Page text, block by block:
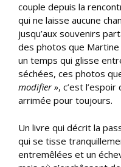
couple depuis la
qui ne laisse aucune
jusqu’aux souvenirs
des photos que
un temps qui glisse
séchées, ces photos
modifier », c’est
arrimée pour toujours.
Un livre qui décrit la
qui se tisse
entremêlées et un